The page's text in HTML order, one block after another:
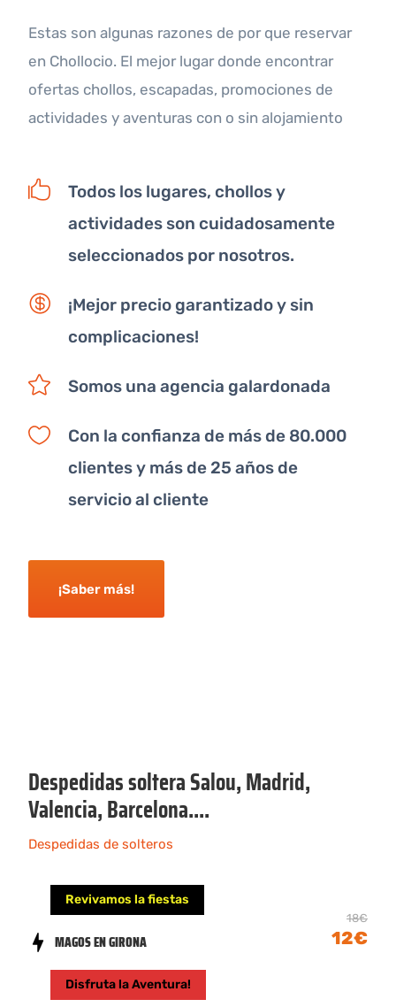
Estas son algunas razones de por que reservar
en Chollocio. El mejor lugar donde encontrar
ofertas chollos, escapadas, promociones de
actividades y aventuras con o sin alojamiento
Todos los lugares, chollos y
actividades son cuidadosamente
seleccionados por nosotros.
¡Mejor precio garantizado y sin
complicaciones!
Somos una agencia galardonada
Con la confianza de más de 80.000
clientes y más de 25 años de
servicio al cliente
¡Saber más!
Despedidas soltera Salou, Madrid,
Valencia, Barcelona....
Despedidas de solteros
Revivamos la fiestas
MAGOS EN GIRONA
18€
12€
Disfruta la Aventura!